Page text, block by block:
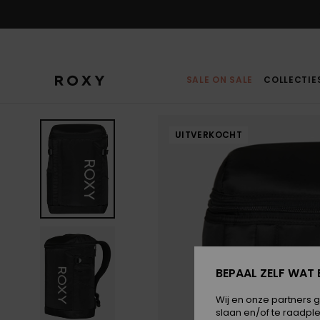
SALE ON SALE
UITVERKOCHT
BEPAAL ZELF WAT
Wij en onze partners
slaan en/of te